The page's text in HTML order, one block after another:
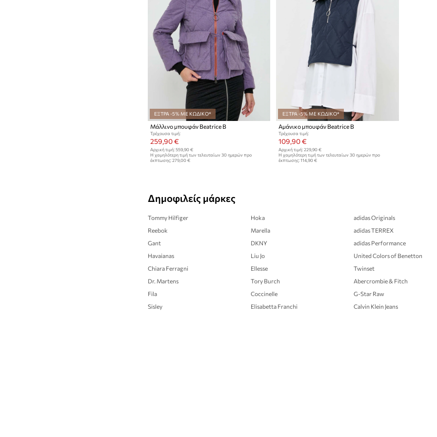
ΕΞΤΡΑ -5% ΜΕ ΚΩΔΙΚΟ*
Μάλλινο μπουφάν Beatrice B
Τρέχουσα τιμή:
259,90 €
Αρχική τιμή: 559,90 €
Η χαμηλότερη τιμή των τελευταίων 30 ημερών προ
έκπτωσης: 279,00 €
ΕΞΤΡΑ -5% ΜΕ ΚΩΔΙΚΟ*
Αμάνικο μπουφάν Beatrice B
Τρέχουσα τιμή:
109,90 €
Αρχική τιμή: 229,90 €
Η χαμηλότερη τιμή των τελευταίων 30 ημερών προ
έκπτωσης: 114,90 €
Δημοφιλείς μάρκες
Tommy Hilfiger
Reebok
Gant
Havaianas
Chiara Ferragni
Dr. Martens
Fila
Sisley
Hoka
Marella
DKNY
Liu Jo
Ellesse
Tory Burch
Coccinelle
Elisabetta Franchi
adidas Originals
adidas TERREX
adidas Performance
United Colors of Benetton
Twinset
Abercrombie & Fitch
G-Star Raw
Calvin Klein Jeans